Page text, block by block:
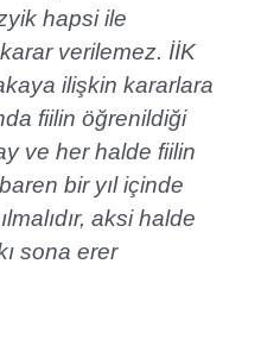
hapsi ile
verilemez. İİK
ilişkin kararlara
fiilin öğrenildiği
ve her halde fiilin
bir yıl içinde
aksi halde
sona erer